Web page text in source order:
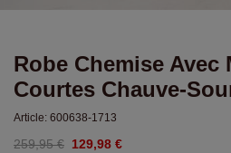
Robe Chemise Avec
Courtes Chauve-
Article: 600638-1713
259,95 € 129,98 €